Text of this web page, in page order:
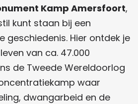
Kamp Amersfoort,
kunt staan bij een
geschiedenis. Hier ontdek je
van ca. 47.000
de Tweede Wereldoorlog
waar
dwangarbeid en de